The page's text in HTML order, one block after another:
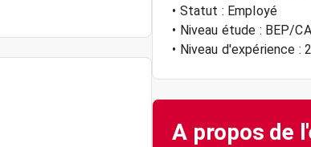
• Statut : Employé
• Niveau étude : BEP/
• Niveau d'expérience :
A propos de